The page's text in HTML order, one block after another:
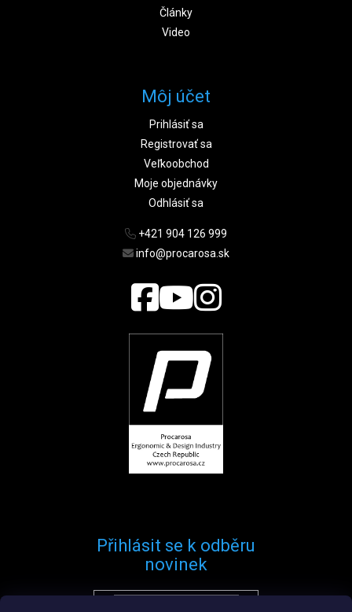
Články
Video
Môj účet
Prihlásiť sa
Registrovať sa
Veľkoobchod
Moje objednávky
Odhlásiť sa
+421 904 126 999
info@procarosa.sk
Přihlásit se k odběru
novinek